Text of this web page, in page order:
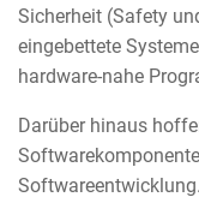
Sicherheit (Safety
eingebettete Systeme
hardware-nahe
Darüber hinaus